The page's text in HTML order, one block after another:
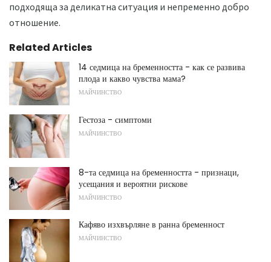
подходяща за деликатна ситуация и непременно добро
отношение.
Related Articles
14 седмица на бременността - как се развива
плода и какво чувства мама?
МАЙЧИНСТВО
Гестоза - симптоми
МАЙЧИНСТВО
8-та седмица на бременността - признаци,
усещания и вероятни рискове
МАЙЧИНСТВО
Кафяво изхвърляне в ранна бременност
МАЙЧИНСТВО